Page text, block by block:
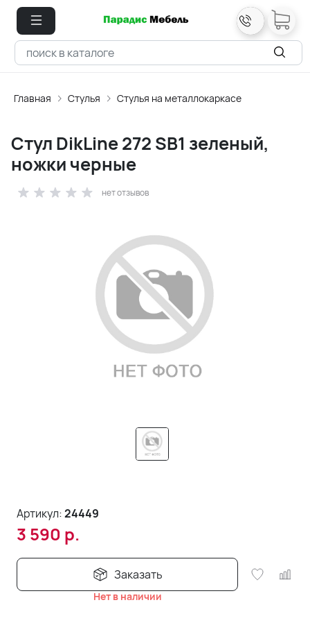
Главная Стулья Стулья на металлокаркасе
Стул DikLine 272 SB1 зеленый,
ножки черные
нет отзывов
Артикул:24449
3 590 р.
Заказать
Нет в наличии